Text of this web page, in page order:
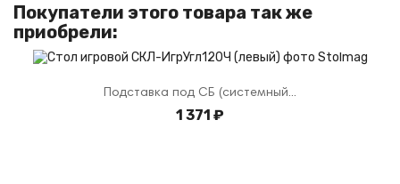
Покупатели этого товара так же
приобрели:
Подставка под СБ (системный...
1 371 ₽